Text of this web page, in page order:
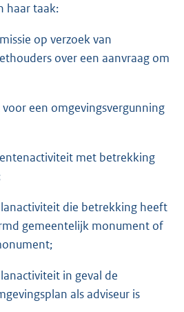
haar taak:
op verzoek van
over een aanvraag om
een omgevingsvergunning
met betrekking
die betrekking heeft
gemeentelijk monument of
in geval de
als adviseur is